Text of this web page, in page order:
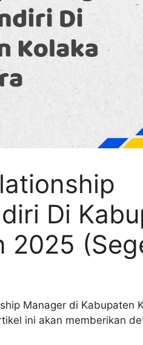
Di
2025
Manager di Kabupaten
ini akan memberikan